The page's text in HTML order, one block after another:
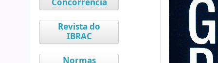
Concorrência
Revista do
IBRAC